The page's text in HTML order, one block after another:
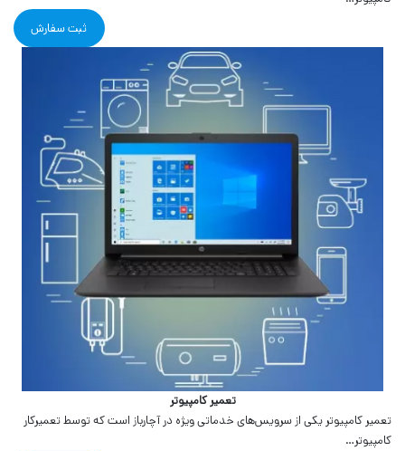
ثبت سفارش
تعمیر کامپیوتر
تعمیر کامپیوتر یکی از سرویس‌های خدماتی ویژه در آچارباز است که توسط تعمیرکار
کامپیوتر…